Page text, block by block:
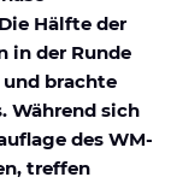
Hälfte der
in der Runde
brachte
Während sich
des WM-
treffen